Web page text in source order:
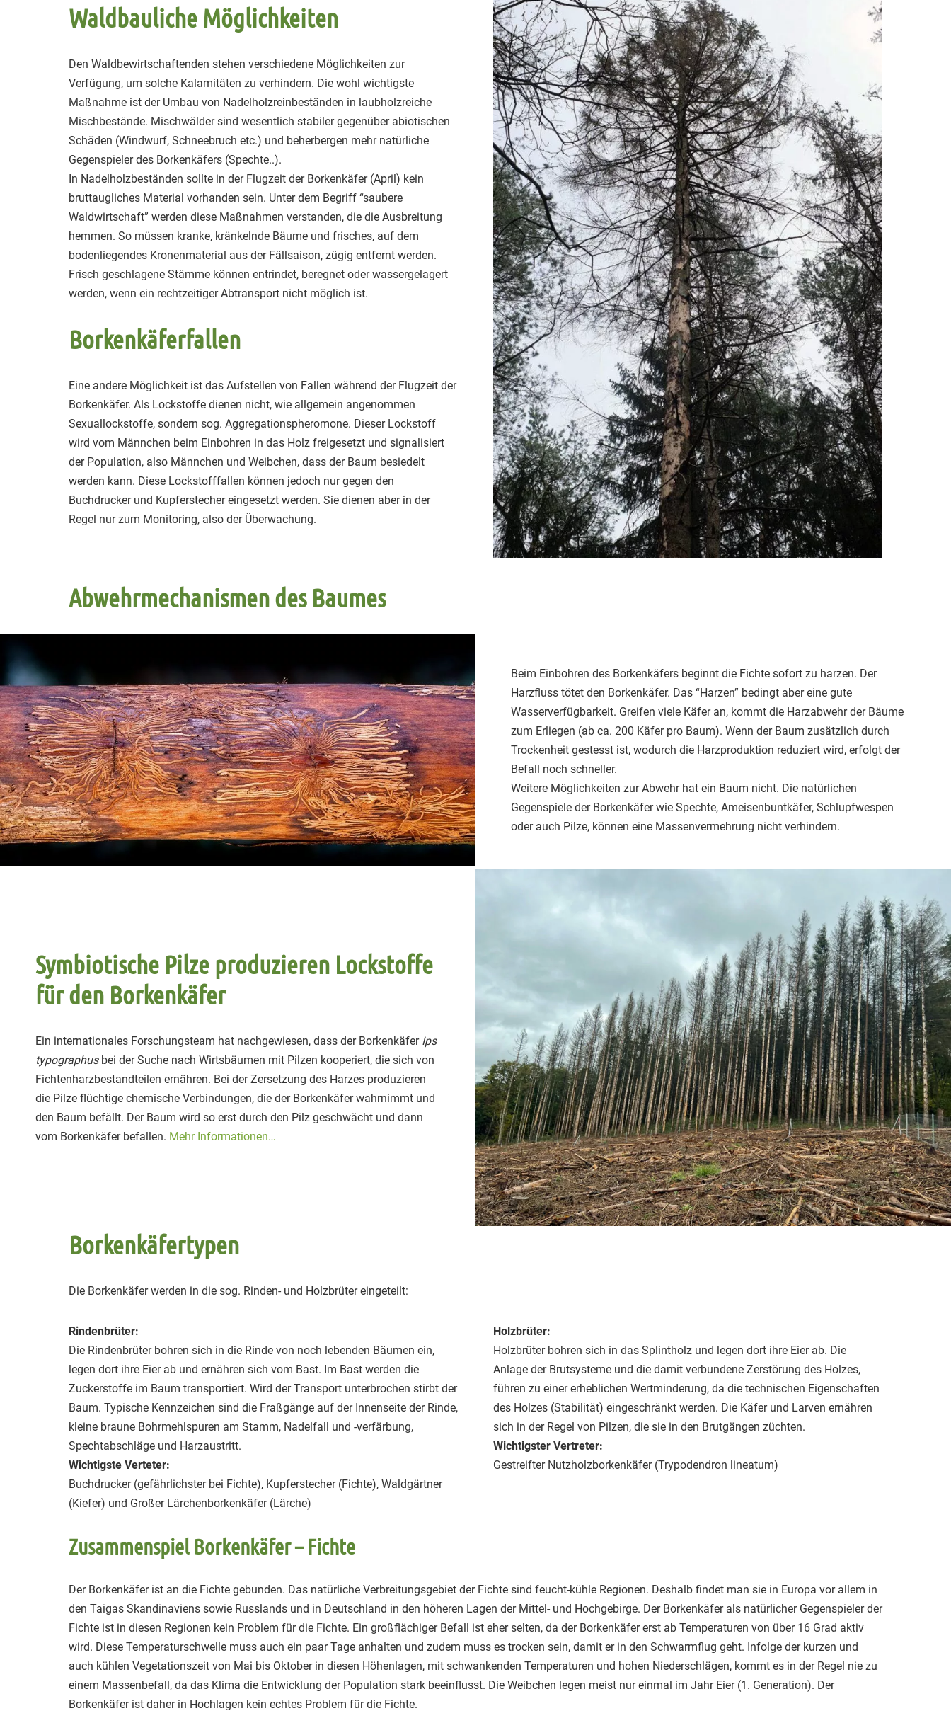
Waldbauliche Möglichkeiten
Den Waldbewirtschaftenden stehen verschiedene Möglichkeiten zur
Verfügung, um solche Kalamitäten zu verhindern. Die wohl wichtigste
Maßnahme ist der Umbau von Nadelholzreinbeständen in laubholzreiche
Mischbestände. Mischwälder sind wesentlich stabiler gegenüber abiotischen
Schäden (Windwurf, Schneebruch etc.) und beherbergen mehr natürliche
Gegenspieler des Borkenkäfers (Spechte..).
In Nadelholzbeständen sollte in der Flugzeit der Borkenkäfer (April) kein
bruttaugliches Material vorhanden sein. Unter dem Begriff “saubere
Waldwirtschaft” werden diese Maßnahmen verstanden, die die Ausbreitung
hemmen. So müssen kranke, kränkelnde Bäume und frisches, auf dem
bodenliegendes Kronenmaterial aus der Fällsaison, zügig entfernt werden.
Frisch geschlagene Stämme können entrindet, beregnet oder wassergelagert
werden, wenn ein rechtzeitiger Abtransport nicht möglich ist.
Borkenkäferfallen
Eine andere Möglichkeit ist das Aufstellen von Fallen während der Flugzeit der
Borkenkäfer. Als Lockstoffe dienen nicht, wie allgemein angenommen
Sexuallockstoffe, sondern sog. Aggregationspheromone. Dieser Lockstoff
wird vom Männchen beim Einbohren in das Holz freigesetzt und signalisiert
der Population, also Männchen und Weibchen, dass der Baum besiedelt
werden kann. Diese Lockstofffallen können jedoch nur gegen den
Buchdrucker und Kupferstecher eingesetzt werden. Sie dienen aber in der
Regel nur zum Monitoring, also der Überwachung.
Abwehrmechanismen des Baumes
Beim Einbohren des Borkenkäfers beginnt die Fichte sofort zu harzen. Der
Harzfluss tötet den Borkenkäfer. Das “Harzen” bedingt aber eine gute
Wasserverfügbarkeit. Greifen viele Käfer an, kommt die Harzabwehr der Bäume
zum Erliegen (ab ca. 200 Käfer pro Baum). Wenn der Baum zusätzlich durch
Trockenheit gestesst ist, wodurch die Harzproduktion reduziert wird, erfolgt der
Befall noch schneller.
Weitere Möglichkeiten zur Abwehr hat ein Baum nicht. Die natürlichen
Gegenspiele der Borkenkäfer wie Spechte, Ameisenbuntkäfer, Schlupfwespen
oder auch Pilze, können eine Massenvermehrung nicht verhindern.
Symbiotische Pilze produzieren Lockstoffe
für den Borkenkäfer
Ein internationales Forschungsteam hat nachgewiesen, dass der Borkenkäfer Ips
typographusbei der Suche nach Wirtsbäumen mit Pilzen kooperiert, die sich von
Fichtenharzbestandteilen ernähren. Bei der Zersetzung des Harzes produzieren
die Pilze flüchtige chemische Verbindungen, die der Borkenkäfer wahrnimmt und
den Baum befällt. Der Baum wird so erst durch den Pilz geschwächt und dann
vom Borkenkäfer befallen. Mehr Informationen…
Borkenkäfertypen
Die Borkenkäfer werden in die sog. Rinden- und Holzbrüter eingeteilt:
Rindenbrüter:
Die Rindenbrüter bohren sich in die Rinde von noch lebenden Bäumen ein,
legen dort ihre Eier ab und ernähren sich vom Bast. Im Bast werden die
Zuckerstoffe im Baum transportiert. Wird der Transport unterbrochen stirbt der
Baum. Typische Kennzeichen sind die Fraßgänge auf der Innenseite der Rinde,
kleine braune Bohrmehlspuren am Stamm, Nadelfall und -verfärbung,
Spechtabschläge und Harzaustritt.
Wichtigste Verteter:
Buchdrucker (gefährlichster bei Fichte), Kupferstecher (Fichte), Waldgärtner
(Kiefer) und Großer Lärchenborkenkäfer (Lärche)
Holzbrüter:
Holzbrüter bohren sich in das Splintholz und legen dort ihre Eier ab. Die
Anlage der Brutsysteme und die damit verbundene Zerstörung des Holzes,
führen zu einer erheblichen Wertminderung, da die technischen Eigenschaften
des Holzes (Stabilität) eingeschränkt werden. Die Käfer und Larven ernähren
sich in der Regel von Pilzen, die sie in den Brutgängen züchten.
Wichtigster Vertreter:
Gestreifter Nutzholzborkenkäfer (Trypodendron lineatum)
Zusammenspiel Borkenkäfer – Fichte
Der Borkenkäfer ist an die Fichte gebunden. Das natürliche Verbreitungsgebiet der Fichte sind feucht-kühle Regionen. Deshalb findet man sie in Europa vor allem in
den Taigas Skandinaviens sowie Russlands und in Deutschland in den höheren Lagen der Mittel- und Hochgebirge. Der Borkenkäfer als natürlicher Gegenspieler der
Fichte ist in diesen Regionen kein Problem für die Fichte. Ein großflächiger Befall ist eher selten, da der Borkenkäfer erst ab Temperaturen von über 16 Grad aktiv
wird. Diese Temperaturschwelle muss auch ein paar Tage anhalten und zudem muss es trocken sein, damit er in den Schwarmflug geht. Infolge der kurzen und
auch kühlen Vegetationszeit von Mai bis Oktober in diesen Höhenlagen, mit schwankenden Temperaturen und hohen Niederschlägen, kommt es in der Regel nie zu
einem Massenbefall, da das Klima die Entwicklung der Population stark beeinflusst. Die Weibchen legen meist nur einmal im Jahr Eier (1. Generation). Der
Borkenkäfer ist daher in Hochlagen kein echtes Problem für die Fichte.